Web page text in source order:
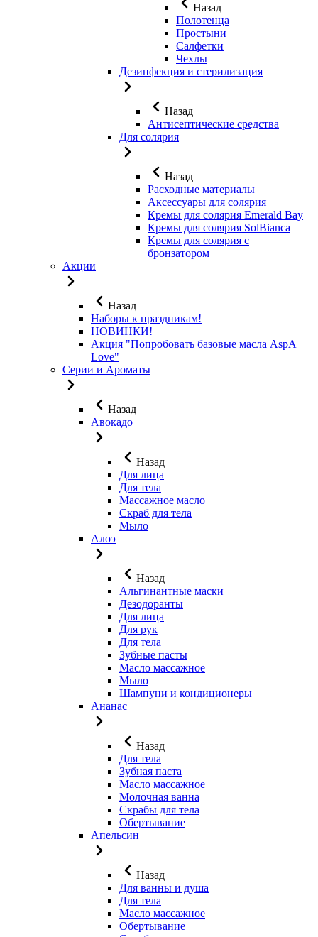
Назад
Полотенца
Простыни
Салфетки
Чехлы
Дезинфекция и стерилизация
Назад
Антисептические средства
Для солярия
Назад
Расходные материалы
Аксессуары для солярия
Кремы для солярия Emerald Bay
Кремы для солярия SolBianca
Кремы для солярия с
бронзатором
Акции
Назад
Наборы к праздникам!
НОВИНКИ!
Акция "Попробовать базовые масла AspA
Love"
Серии и Ароматы
Назад
Авокадо
Назад
Для лица
Для тела
Массажное масло
Скраб для тела
Мыло
Алоэ
Назад
Альгинантные маски
Дезодоранты
Для лица
Для рук
Для тела
Зубные пасты
Масло массажное
Мыло
Шампуни и кондиционеры
Ананас
Назад
Для тела
Зубная паста
Масло массажное
Молочная ванна
Скрабы для тела
Обертывание
Апельсин
Назад
Для ванны и душа
Для тела
Масло массажное
Обертывание